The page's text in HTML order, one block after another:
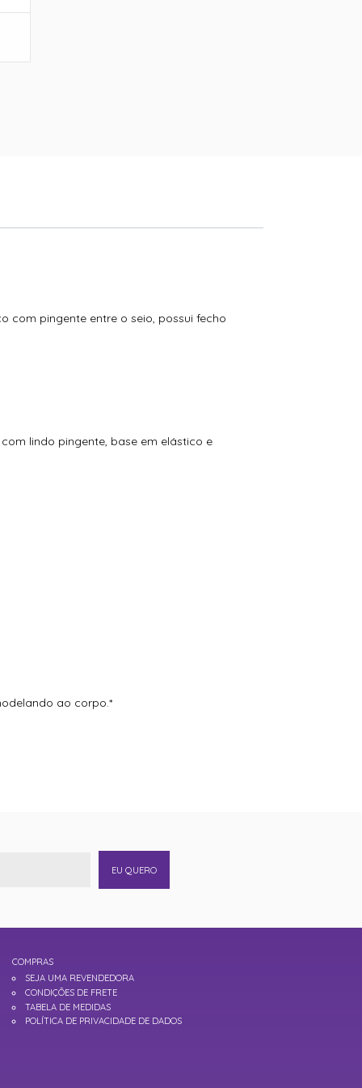
com pingente entre o seio, possui fecho
lindo pingente, base em elástico e
ao corpo.*
EU QUERO
COMPRAS
SEJA UMA REVENDEDORA
CONDIÇÕES DE FRETE
TABELA DE MEDIDAS
POLÍTICA DE PRIVACIDADE DE DADOS